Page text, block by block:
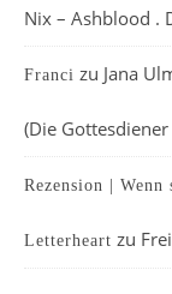
Nix – Ashblood .
Franci zu Jana
(Die Gottesdiener
Rezension |
Letterheart zu